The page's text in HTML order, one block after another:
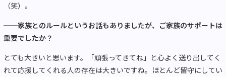
（笑）。
──家族とのルールというお話もありましたが、ご家族のサポートは
重要でしたか？
とても大きいと思います。「頑張ってきてね」と心よく送り出してく
れて応援してくれる人の存在は大きいですね。ほとんど留守にしてい